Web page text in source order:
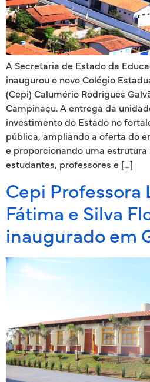
A Secretaria de Estado da
inaugurou o novo Colégio
(Cepi) Calumério Rodrigues
Campinaçu. A entrega da
investimento do Estado no
pública, ampliando a oferta do
e proporcionando uma estrutura
estudantes, professores e […]
Cepi Professora
Fátima e Silva
inaugurado em